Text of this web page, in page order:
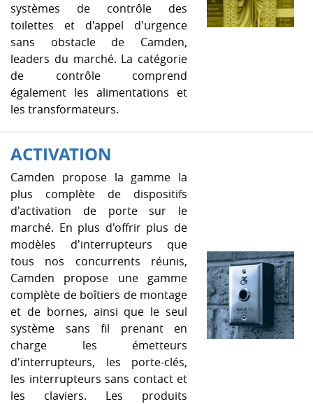
systèmes de contrôle des
toilettes et d'appel d'urgence
sans obstacle de Camden,
leaders du marché. La catégorie
de contrôle comprend
également les alimentations et
les transformateurs.
ACTIVATION
Camden propose la gamme la
plus complète de dispositifs
d'activation de porte sur le
marché. En plus d'offrir plus de
modèles d'interrupteurs que
tous nos concurrents réunis,
Camden propose une gamme
complète de boîtiers de montage
et de bornes, ainsi que le seul
système sans fil prenant en
charge les émetteurs
d'interrupteurs, les porte-clés,
les interrupteurs sans contact et
les claviers. Les produits